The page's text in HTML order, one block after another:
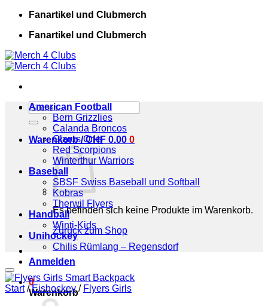
Zum
springen
Fanartikel und Clubmerch
Fanartikel und Clubmerch
Suchen
nach:
Warenkorb /CHF 0.00 0
Es befinden sich keine Produkte im Warenkorb.
Zurück zum Shop
Anmelden
0
Warenkorb
American Football
Bern Grizzlies
Calanda Broncos
Glarus Orks
Red Scorpions
Winterthur Warriors
Baseball
SBSF Swiss Baseball und Softball
Kobras
Therwil Flyers
Handball
Winti-Kids
Unihockey
Chilis Rümlang – Regensdorf
Start / Eishockey / Flyers Girls